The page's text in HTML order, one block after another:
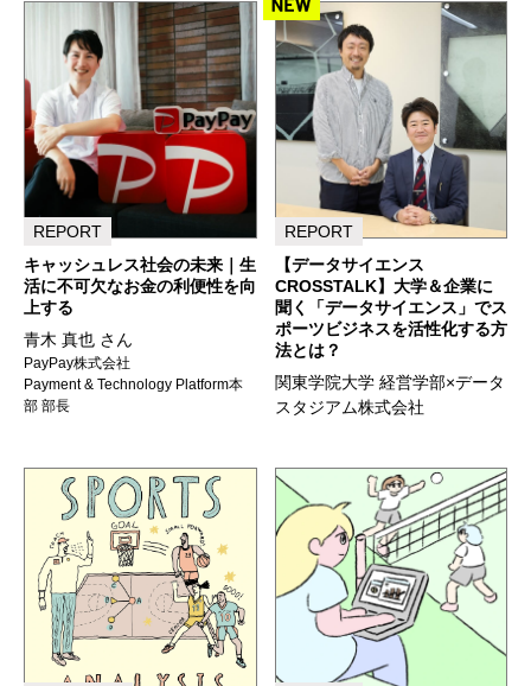
REPORT
キャッシュレス社会の未来｜生
活に不可欠なお金の利便性を向
上する
青木 真也 さん
PayPay株式会社
Payment & Technology Platform本
部 部長
REPORT
【データサイエンス
CROSSTALK】大学＆企業に
聞く「データサイエンス」でス
ポーツビジネスを活性化する方
法とは？
関東学院大学 経営学部×データ
スタジアム株式会社